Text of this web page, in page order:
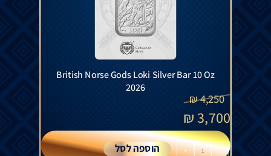
British Norse Gods Loki Silver Bar 10 Oz
2026
4,250
₪
3,700
₪
-
+ הוספה לסל